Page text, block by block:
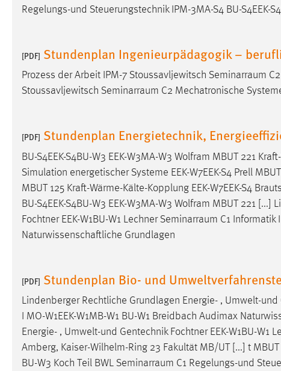
Regelungs-und Steuerungstechnik IPM-3MA-S4 BU-S4EEK-
[PDF] Stundenplan Ingenieurpädagogik –
Prozess der Arbeit IPM-7 Stoussavljewitsch Seminarraum
Stoussavljewitsch Seminarraum C2 Mechatronische
[PDF] Stundenplan Energietechnik,
BU-S4EEK-S4BU-W3 EEK-W3MA-W3 Wolfram MBUT 221
Simulation energetischer Systeme EEK-W7EEK-S4 Prell
MBUT 125 Kraft-Wärme-Kälte-Kopplung EEK-W7EEK-S4
BU-S4EEK-S4BU-W3 EEK-W3MA-W3 Wolfram MBUT 221
Fochtner EEK-W1BU-W1 LechnerSeminarraum C1 Informatik
Naturwissenschaftliche Grundlagen
[PDF] Stundenplan Bio- und
Lindenberger Rechtliche Grundlagen Energie- , Umwelt-und
I MO-W1EEK-W1MB-W1 BU-W1 Breidbach Audimax
Energie- , Umwelt-und Gentechnik Fochtner EEK-W1BU-W1
Amberg, Kaiser-Wilhelm-Ring 23 Fakultät MB/UT [...] t
BU-W3 Koch Teil BWL Seminarraum C1 Regelungs-und
STATISTIK
unsere Besucher unsere Website nutzen.
Matomo
Zweck: Zugriffsstatistik
Cookie Laufzeit: Max. 13 Monate
MARKETING
Marketing Cookies werden von Drittanbietern
verwendet, um personalisierte Werbung anzuzeigen.
Google Ads
Name: _gcl_au
Anbieter: Google Ireland Limited
Zweck: Conversion-Tracking